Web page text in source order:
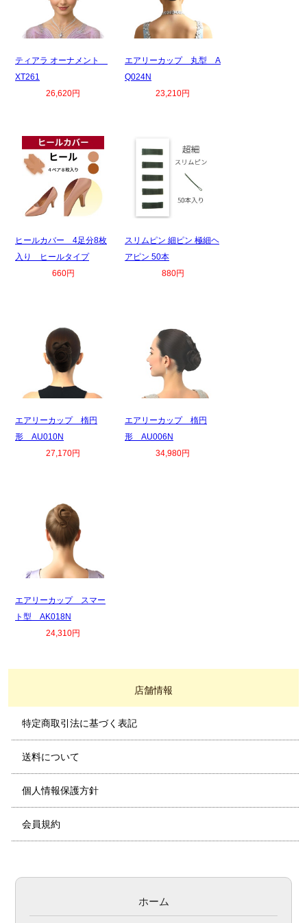
ティアラ オーナメント
XT261
26,620円
エアリーカップ 丸型 A
Q024N
23,210円
ヒールカバー 4足分8枚
入り ヒールタイプ
660円
スリムピン 細ピン 極細ヘ
アピン 50本
880円
エアリーカップ 楕円
形 AU010N
27,170円
エアリーカップ 楕円
形 AU006N
34,980円
エアリーカップ スマー
ト型 AK018N
24,310円
店舗情報
特定商取引法に基づく表記
送料について
個人情報保護方針
会員規約
ホーム